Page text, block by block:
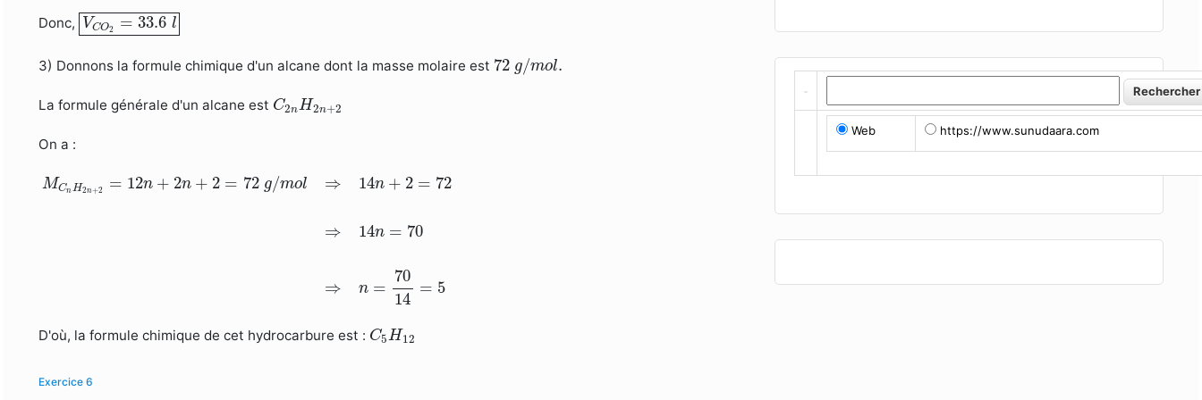
Donc, VCO2 = 33.6 l
VCO2=33.6l
3) Donnons la formule chimique d'un alcane dont la masse molaire est 72 g/mol.
72 /m ol
La formule générale d'un alcane est C2nH2n+2
C nH
On a :
MCnH2n+2 = 12n + 2n + 2 = 72 g/mol ⇒ 14n + 2 = 72
⇒ 14n = 70
⇒ n =
70
14
= 5
MC 2=12 n +2 + 2= 72g/ o ⇒14 n+ = 72 ⇒ 14 =70
D'où, la formule chimique de cet hydrocarbure est : C5H12
C 5H
Exercice 6
Web https://www.sunudaara.com